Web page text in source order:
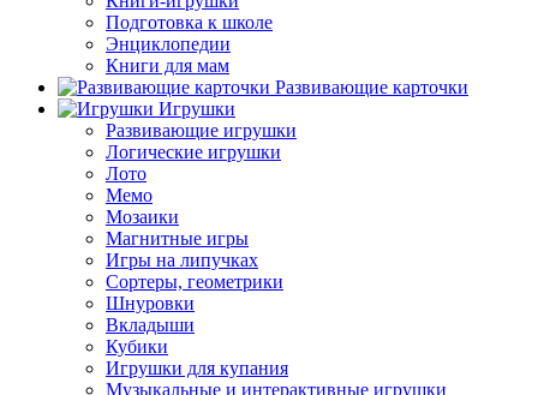
Подготовка к школе
Энциклопедии
Книги для мам
Развивающие карточки
Игрушки
Развивающие игрушки
Логические игрушки
Лото
Мемо
Мозаики
Магнитные игры
Игры на липучках
Сортеры, геометрики
Шнуровки
Вкладыши
Кубики
Игрушки для купания
Музыкальные и интерактивные игрушки